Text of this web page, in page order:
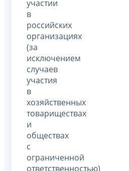
участии
в
российских
организациях
(за
исключением
случаев
участия
в
хозяйственных
товариществах
и
обществах
с
ограниченной
ответственностью)